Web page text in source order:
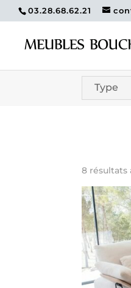
03.28.68.62.21
Type
8 résultats